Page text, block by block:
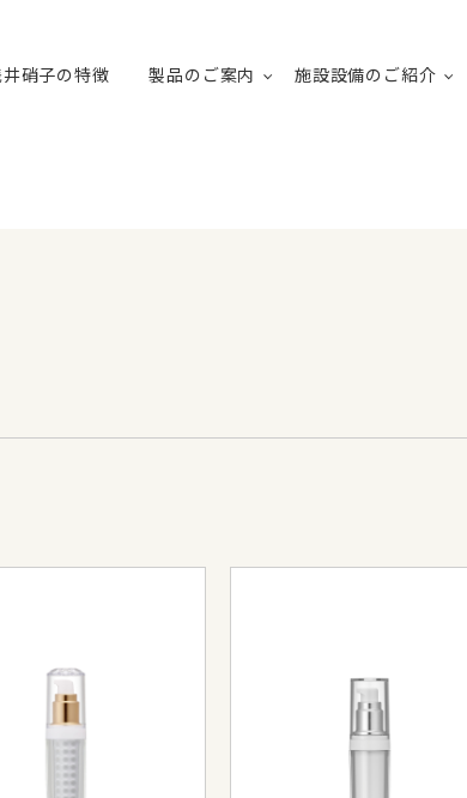
硝子の特徴 製品のご案内 施設設備のご紹介